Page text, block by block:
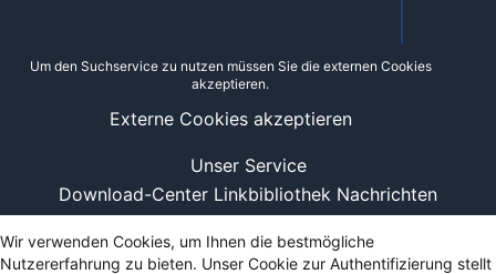
Unser Service
Download-Center Linkbibliothek Nachrichten
Um den Suchservice zu nutzen müssen Sie die externen Cookies
akzeptieren.
Externe Cookies akzeptieren
Wir verwenden Cookies, um Ihnen die bestmögliche
Nutzererfahrung zu bieten. Unser Cookie zur Authentifizierung stellt